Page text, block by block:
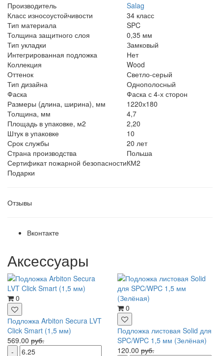
Производитель
Salag
Класс износоустойчивости
34 класс
Тип материала
SPC
Толщина защитного слоя
0,35 мм
Тип укладки
Замковый
Интегрированная подложка
Нет
Коллекция
Wood
Оттенок
Светло-серый
Тип дизайна
Однополосный
Фаска
Фаска с 4-х сторон
Размеры (длина, ширина), мм
1220х180
Толщина, мм
4,7
Площадь в упаковке, м2
2,20
Штук в упаковке
10
Срок службы
20 лет
Страна производства
Польша
Сертификат пожарной безопасностиКМ2
Подарки
Отзывы
Вконтакте
Аксессуары
0
Подложка Arbiton Secura LVT
Click Smart (1,5 мм)
569.00 руб.
0
Подложка листовая Solid для
SPC/WPC 1,5 мм (Зелёная)
120.00 руб.